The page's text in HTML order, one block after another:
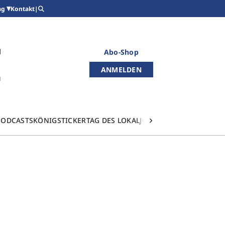
Kontakt|
Abo-Shop
ANMELDEN
KÖNIGSTICKERTAG DES LOKALJOURNALISMUS